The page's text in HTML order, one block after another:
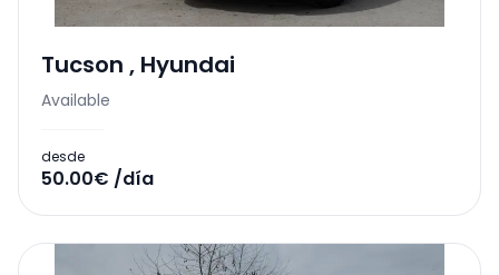
Tucson , Hyundai
Available
desde
50.00€ /día